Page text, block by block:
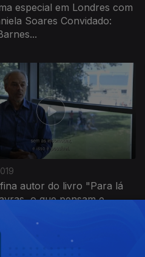
especial em Londres com
Soares Convidado:
autor do livro "Para lá
o que pensam e...